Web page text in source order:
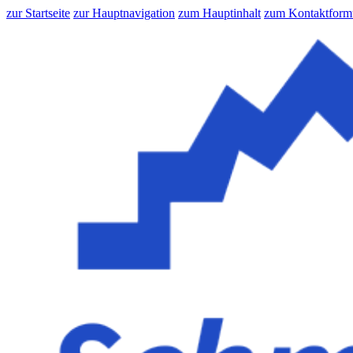
zur Startseite zur Hauptnavigation zum Hauptinhalt zum